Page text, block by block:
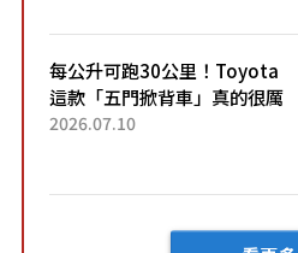
車？...
每公升可跑30公里！Toyota
這款「五門掀背車」真的很厲
害！ 擁有全長4.3公尺的「剛剛
2026.07.10